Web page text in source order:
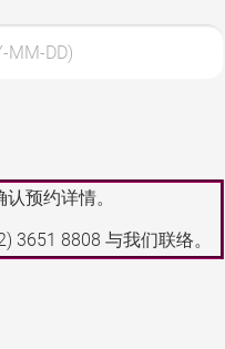
MM-DD)
预约详情。
3651 8808 与我们联络。